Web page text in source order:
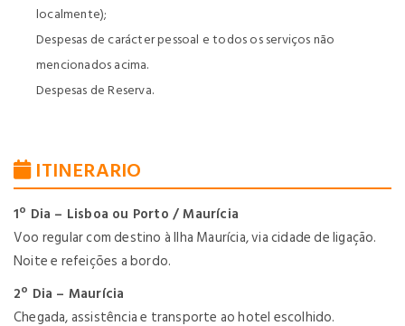
localmente);
Despesas de carácter pessoal e todos os serviços não
mencionados acima.
Despesas de Reserva.
ITINERARIO
1º Dia – Lisboa ou Porto / Maurícia
Voo regular com destino à Ilha Maurícia, via cidade de ligação.
Noite e refeições a bordo.
2º Dia – Maurícia
Chegada, assistência e transporte ao hotel escolhido.